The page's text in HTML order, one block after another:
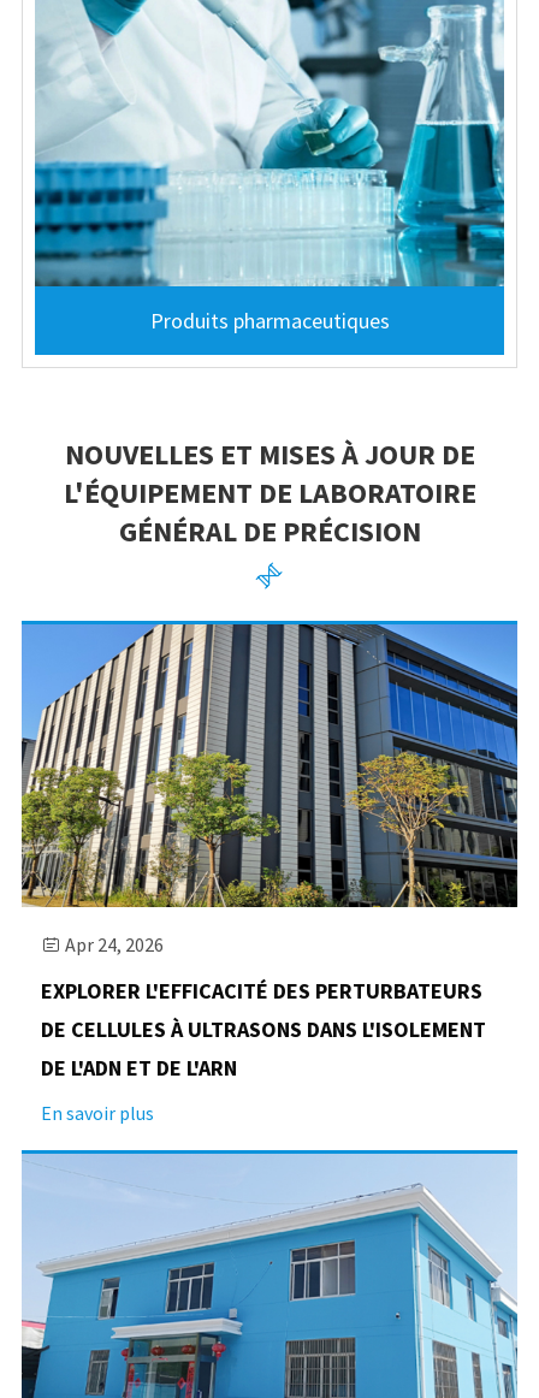
Produits pharmaceutiques
NOUVELLES ET MISES À JOUR DE
L'ÉQUIPEMENT DE LABORATOIRE
GÉNÉRAL DE PRÉCISION

 Apr 24, 2026
EXPLORER L'EFFICACITÉ DES PERTURBATEURS
DE CELLULES À ULTRASONS DANS L'ISOLEMENT
DE L'ADN ET DE L'ARN
En savoir plus